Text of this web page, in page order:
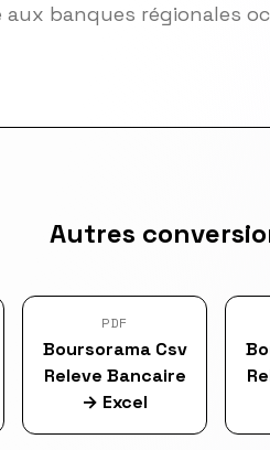
aux banques régionales
Autres
PDF
Boursorama Csv
Releve Bancaire
→ Excel